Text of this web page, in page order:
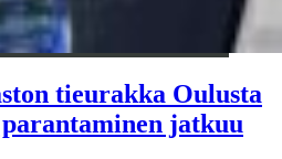
tieurakka Oulusta
jatkuu